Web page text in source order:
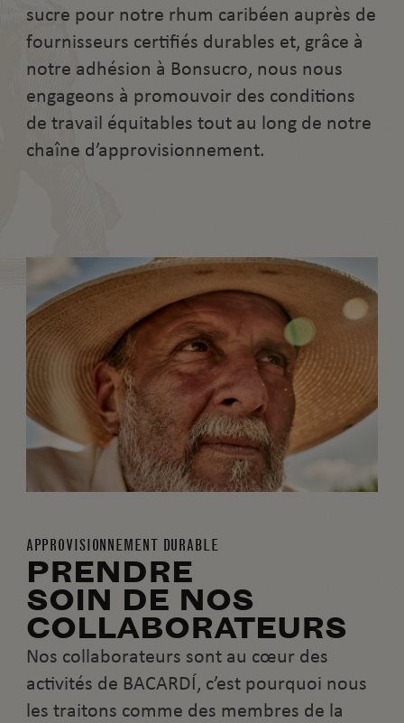
sucre pour notre rhum caribéen auprès de
fournisseurs certifiés durables et, grâce à
notre adhésion à Bonsucro, nous nous
engageons à promouvoir des conditions
de travail équitables tout au long de notre
chaîne d’approvisionnement.
APPROVISIONNEMENT DURABLE
PRENDRE
SOIN DE NOS
COLLABORATEURS
Nos collaborateurs sont au cœur des
activités de BACARDÍ, c’est pourquoi nous
les traitons comme des membres de la